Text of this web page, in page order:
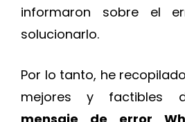
informaron sobre el
solucionarlo.
Por lo tanto, he
mejores y factibles